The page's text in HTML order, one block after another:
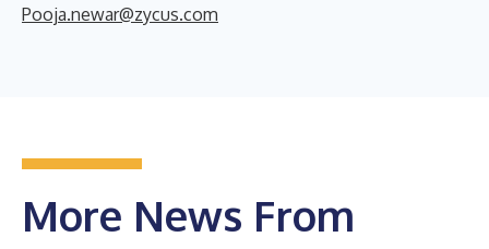
Pooja.newar@zycus.com
More News From